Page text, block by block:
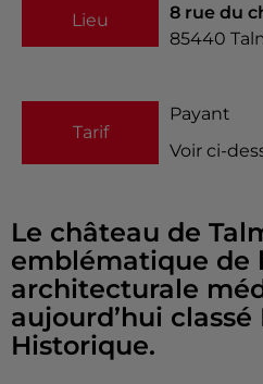
Lieu
8 rue du
85440
Tarif
Payant
Voir ci-
Le château de
emblématique de
architecturale
aujourd’hui
Historique.